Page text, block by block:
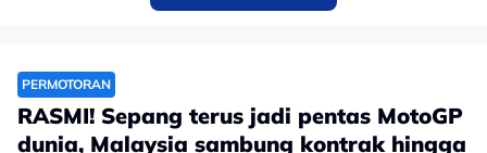
kreativiti, kawalan permainan dan kebolehan
menghasilkan hantaran yang mampu memecahkan
benteng pertahanan lawan.
PERMOTORAN
RASMI! Sepang terus jadi pentas MotoGP
dunia, Malaysia sambung kontrak hingga